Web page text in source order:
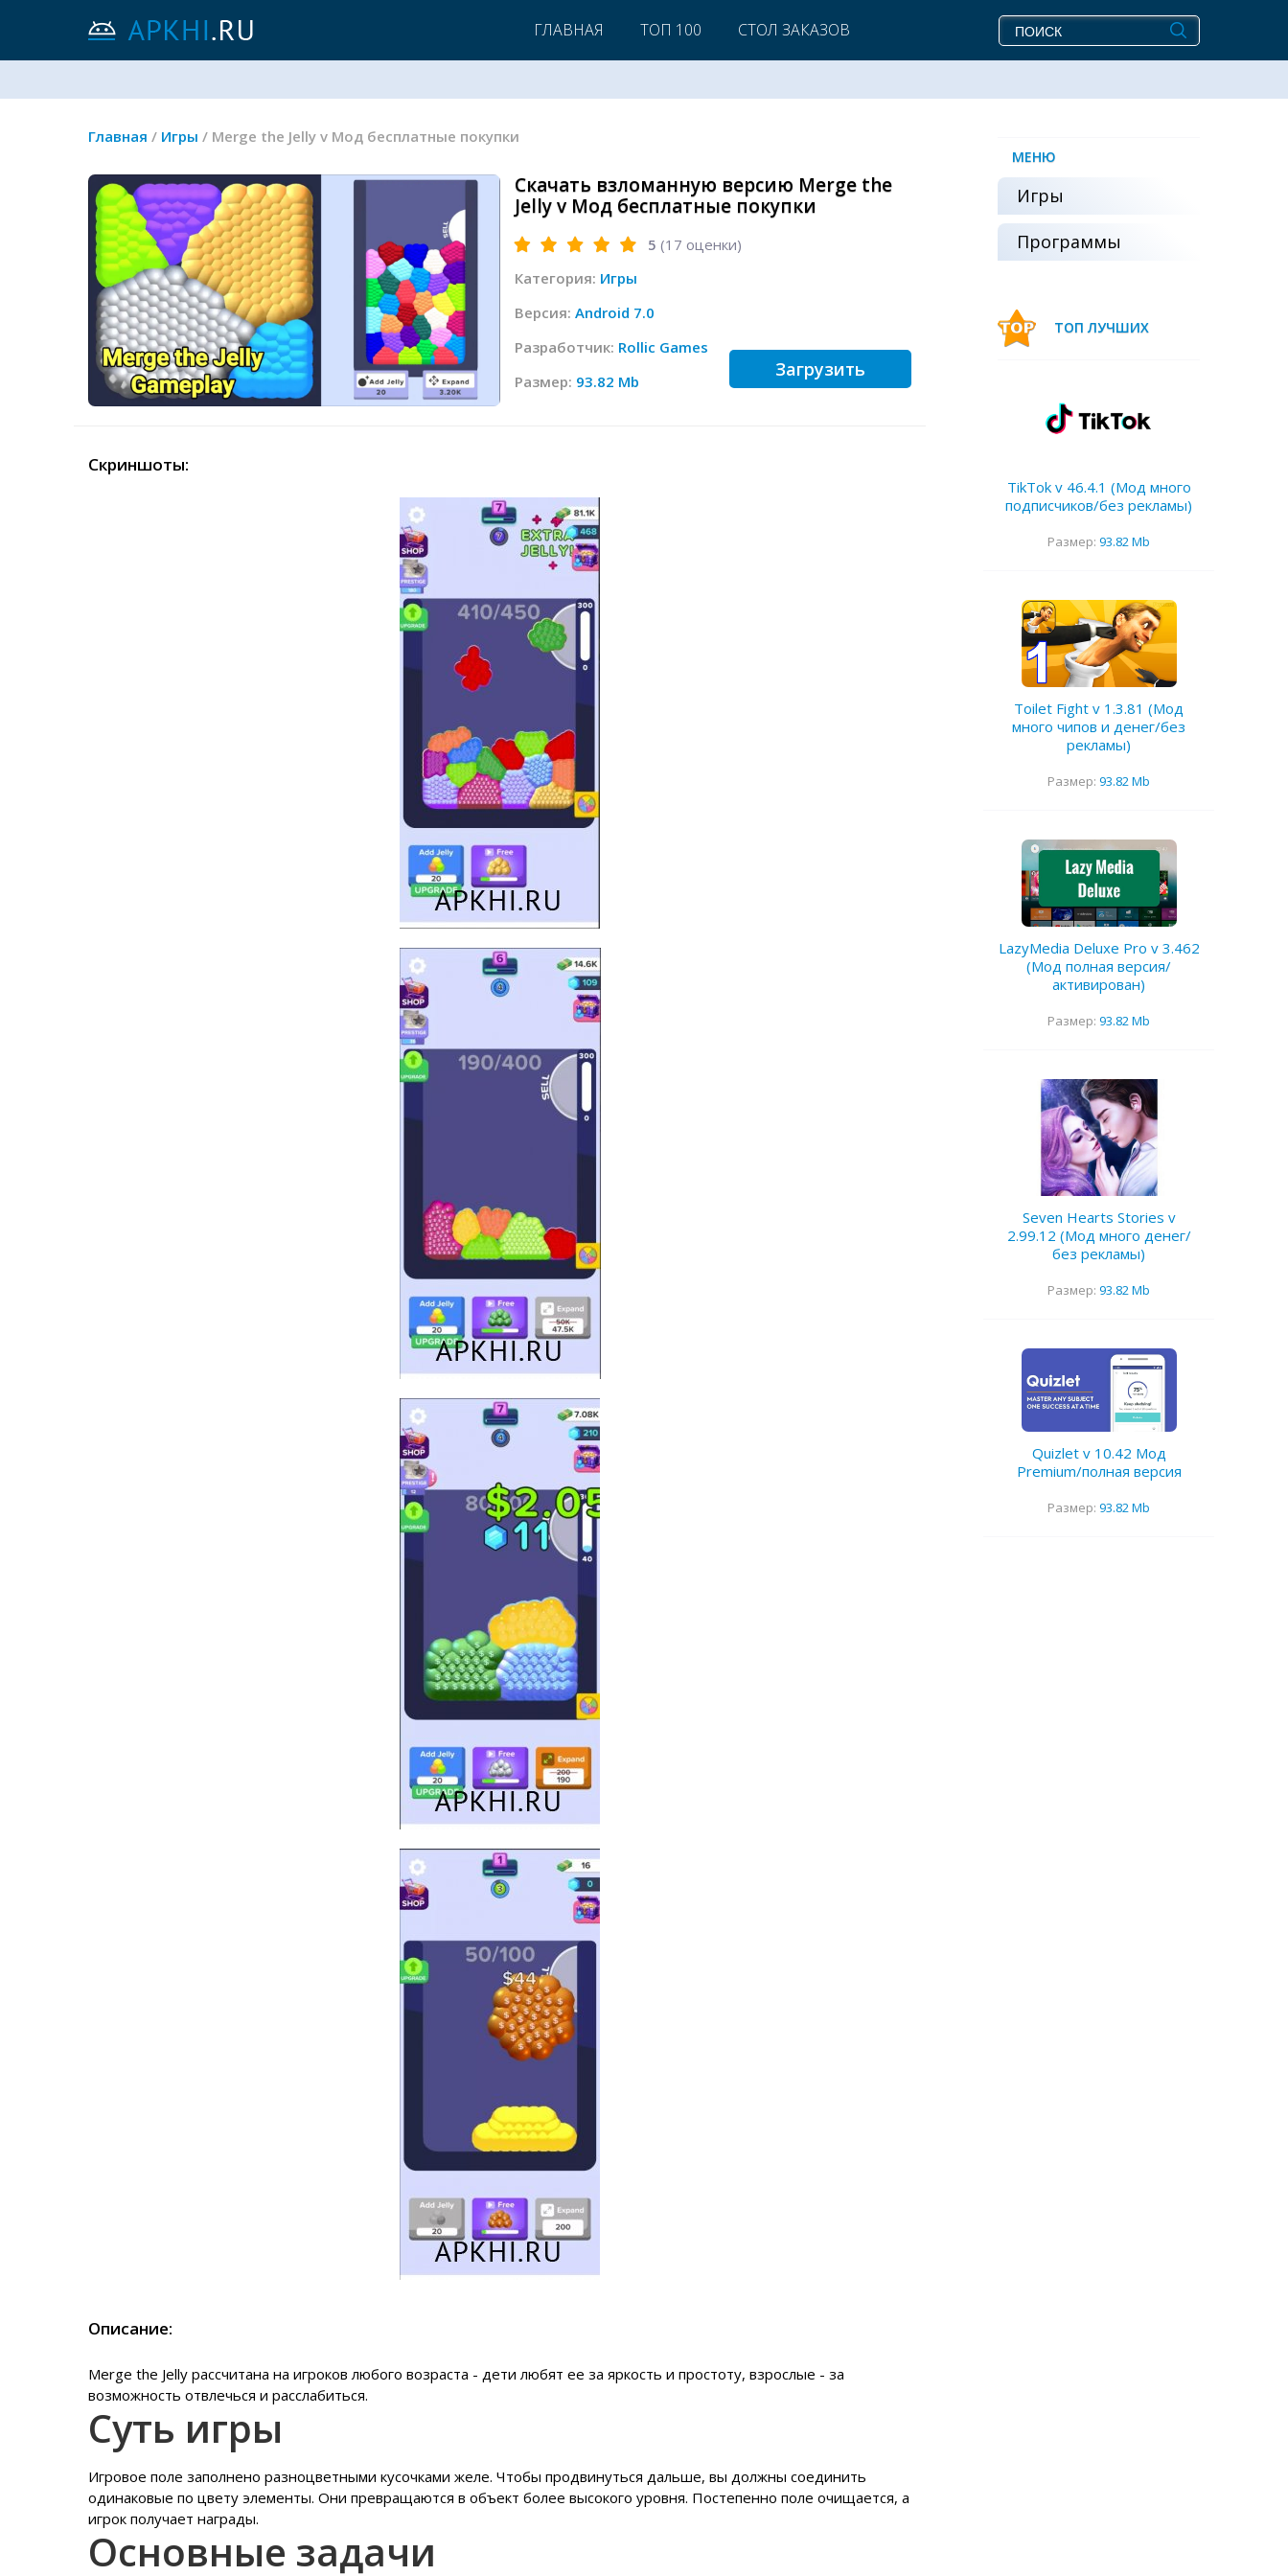
ГЛАВНАЯ ТОП 100 СТОЛ ЗАКАЗОВ
Главная / Игры / Merge the Jelly v Мод бесплатные покупки
Скачать взломанную версию Merge the
Jelly v Мод бесплатные покупки
5 (17 оценки)
Категория: Игры
Версия: Android 7.0
Разработчик: Rollic Games
Размер: 93.82 Mb
Загрузить
Скриншоты:
Описание:
Merge the Jelly рассчитана на игроков любого возраста - дети любят ее за яркость и простоту, взрослые - за
возможность отвлечься и расслабиться.
Суть игры
Игровое поле заполнено разноцветными кусочками желе. Чтобы продвинуться дальше, вы должны соединить
одинаковые по цвету элементы. Они превращаются в объект более высокого уровня. Постепенно поле очищается, а
игрок получает награды.
Основные задачи
МЕНЮ
Игры
Программы
ТОП ЛУЧШИХ
TikTok v 46.4.1 (Мод много
подписчиков/без рекламы)
Размер: 93.82 Mb
Toilet Fight v 1.3.81 (Мод
много чипов и денег/без
рекламы)
Размер: 93.82 Mb
LazyMedia Deluxe Pro v 3.462
(Мод полная версия/
активирован)
Размер: 93.82 Mb
Seven Hearts Stories v
2.99.12 (Мод много денег/
без рекламы)
Размер: 93.82 Mb
Quizlet v 10.42 Мод
Premium/полная версия
Размер: 93.82 Mb